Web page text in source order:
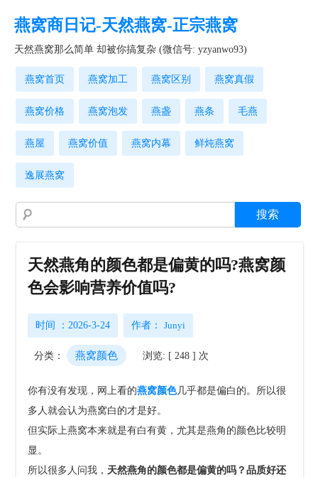
燕窝商日记-天然燕窝-正宗燕窝
天然燕窝那么简单 却被你搞复杂 (微信号: yzyanwo93)
燕窝首页 燕窝加工 燕窝区别 燕窝真假
燕窝价格 燕窝泡发 燕盏 燕条 毛燕
燕屋 燕窝价值 燕窝内幕 鲜炖燕窝
逸展燕窝
天然燕角的颜色都是偏黄的吗?燕窝颜
色会影响营养价值吗?
时间 ：2026-3-24 作者：Junyi
分类： 燕窝颜色 浏览: [ 248 ] 次
你有没有发现，网上看的燕窝颜色几乎都是偏白的。所以很
多人就会认为燕窝白的才是好。
但实际上燕窝本来就是有白有黄，尤其是燕角的颜色比较明
显。
所以很多人问我， 天然燕角的颜色都是偏黄的吗？品质好还